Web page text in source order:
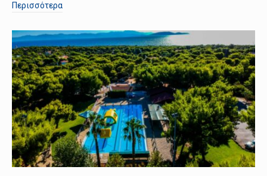
Περισσότερα